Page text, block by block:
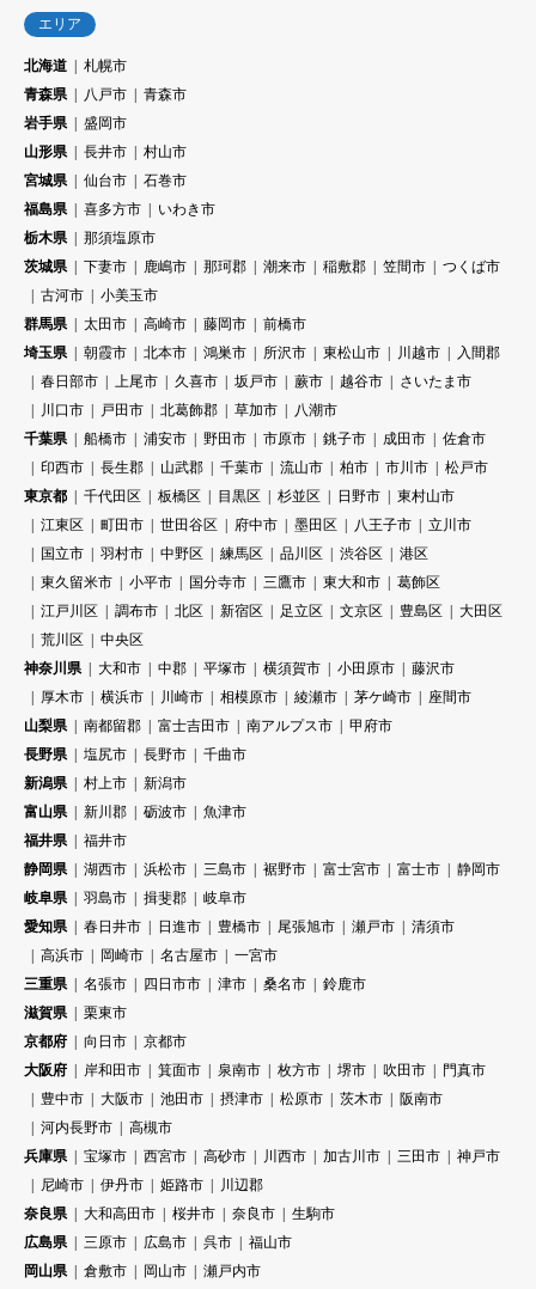
エリア
北海道
札幌市
青森県
八戸市
青森市
岩手県
盛岡市
山形県
長井市
村山市
宮城県
仙台市
石巻市
福島県
喜多方市
いわき市
栃木県
那須塩原市
茨城県
下妻市 鹿嶋市 那珂郡 潮来市 稲敷郡 笠間市
つくば市
古河市
小美玉市
群馬県
太田市 高崎市 藤岡市
前橋市
埼玉県
朝霞市 北本市 鴻巣市 所沢市 東松山市 川越市
入間郡
春日部市
上尾市 久喜市 坂戸市 蕨市 越谷市
さいたま市
川口市
戸田市 北葛飾郡 草加市
八潮市
千葉県
船橋市 浦安市 野田市 市原市 銚子市 成田市
佐倉市
印西市
長生郡 山武郡 千葉市 流山市 柏市 市川市
松戸市
東京都
千代田区 板橋区 目黒区 杉並区 日野市
東村山市
江東区
町田市 世田谷区 府中市 墨田区 八王子市
立川市
国立市
羽村市 中野区 練馬区 品川区 渋谷区
港区
東久留米市
小平市 国分寺市 三鷹市 東大和市
葛飾区
江戸川区
調布市 北区 新宿区 足立区 文京区 豊島区
大田区
荒川区
中央区
神奈川県
大和市 中郡 平塚市 横須賀市 小田原市
藤沢市
厚木市
横浜市 川崎市 相模原市 綾瀬市 茅ケ崎市
座間市
山梨県
南都留郡 富士吉田市 南アルプス市
甲府市
長野県
塩尻市 長野市
千曲市
新潟県
村上市
新潟市
富山県
新川郡 砺波市
魚津市
福井県
福井市
静岡県
湖西市 浜松市 三島市 裾野市 富士宮市 富士市
静岡市
岐阜県
羽島市 揖斐郡
岐阜市
愛知県
春日井市 日進市 豊橋市 尾張旭市 瀬戸市
清須市
高浜市
岡崎市 名古屋市
一宮市
三重県
名張市 四日市市 津市 桑名市
鈴鹿市
滋賀県
栗東市
京都府
向日市
京都市
大阪府
岸和田市 箕面市 泉南市 枚方市 堺市 吹田市
門真市
豊中市
大阪市 池田市 摂津市 松原市 茨木市
阪南市
河内長野市
高槻市
兵庫県
宝塚市 西宮市 高砂市 川西市 加古川市 三田市
神戸市
尼崎市
伊丹市 姫路市
川辺郡
奈良県
大和高田市 桜井市 奈良市
生駒市
広島県
三原市 広島市 呉市
福山市
岡山県
倉敷市 岡山市
瀬戸内市